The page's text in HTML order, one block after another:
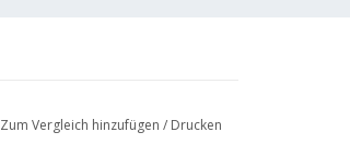
Zum Vergleich hinzufügen / Drucken